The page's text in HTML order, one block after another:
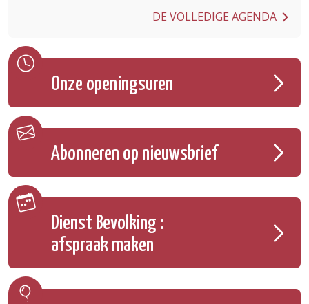
DE VOLLEDIGE AGENDA
Onze openingsuren
Abonneren op nieuwsbrief
Dienst Bevolking :
afspraak maken